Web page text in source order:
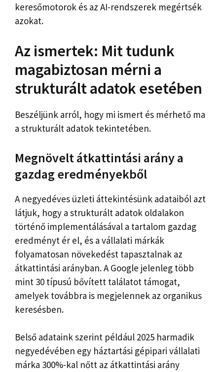
keresőmotorok és az AI-rendszerek megértsék
azokat.
Az ismertek: Mit tudunk
magabiztosan mérni a
strukturált adatok esetében
Beszéljünk arról, hogy mi ismert és mérhető ma
a strukturált adatok tekintetében.
Megnövelt átkattintási arány a
gazdag eredményekből
A negyedéves üzleti áttekintésünk adataiból azt
látjuk, hogy a strukturált adatok oldalakon
történő implementálásával a tartalom gazdag
eredményt ér el, és a vállalati márkák
folyamatosan növekedést tapasztalnak az
átkattintási arányban. A Google jelenleg több
mint 30 típusú bővített találatot támogat,
amelyek továbbra is megjelennek az organikus
keresésben.
Belső adataink szerint például 2025 harmadik
negyedévében egy háztartási gépipari vállalati
márka 300%-kal nőtt az átkattintási arány